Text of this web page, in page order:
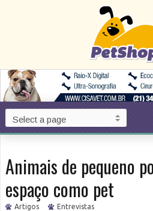
Animais de pequeno
espaço como pet
Artigos
Entrevistas